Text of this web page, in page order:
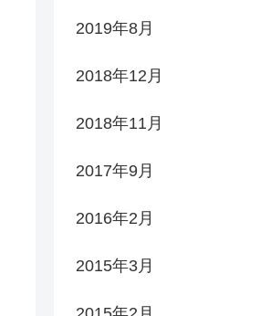
2019年8月
2018年12月
2018年11月
2017年9月
2016年2月
2015年3月